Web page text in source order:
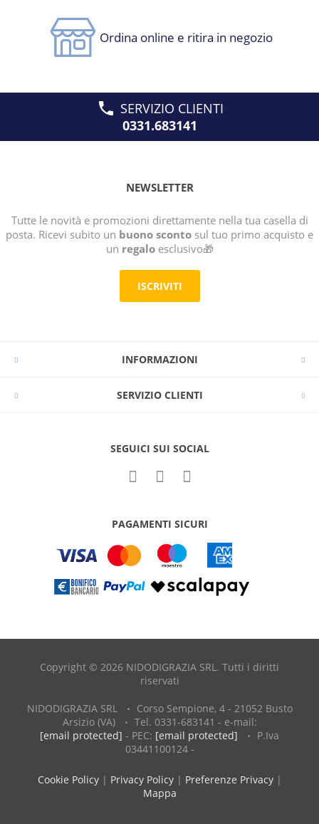
Ordina online e ritira in negozio
SERVIZIO CLIENTI
0331.683141
NEWSLETTER
Tutte le novità e promozioni direttamente nella tua casella di
posta. Ricevi subito un buono sconto sul tuo primo acquisto e
un regaloesclusivo🎁
ISCRIVITI
INFORMAZIONI
SERVIZIO CLIENTI
SEGUICI SUI SOCIAL
PAGAMENTI SICURI
Copyright © 2026 NIDODIGRAZIA SRL. Tutti i diritti
riservati
NIDODIGRAZIA SRL
Corso Sempione, 4 - 21052 Busto
Arsizio (VA)
Tel. 0331-683141 - e-mail:
[email protected] - PEC: [email protected]
P.Iva
03441100124 -
Cookie Policy| Privacy Policy| Preferenze Privacy|
Mappa